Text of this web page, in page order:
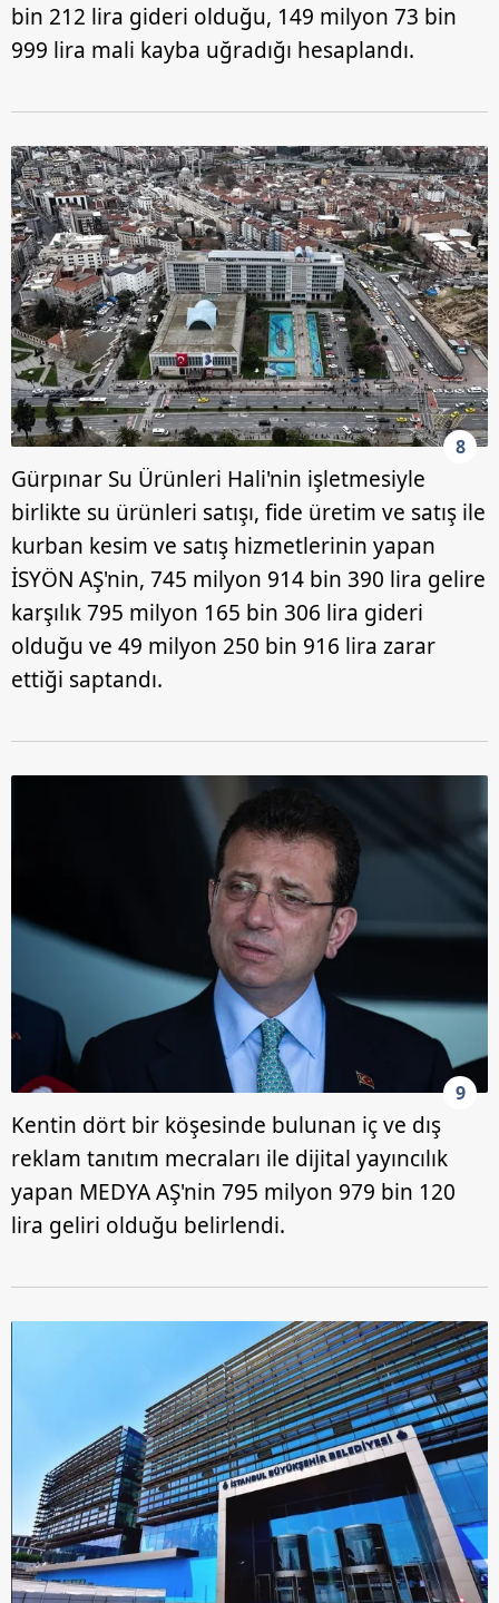
bin 212 lira gideri olduğu, 149 milyon 73 bin
999 lira mali kayba uğradığı hesaplandı.
8
Gürpınar Su Ürünleri Hali'nin işletmesiyle
birlikte su ürünleri satışı, fide üretim ve satış ile
kurban kesim ve satış hizmetlerinin yapan
İSYÖN AŞ'nin, 745 milyon 914 bin 390 lira gelire
karşılık 795 milyon 165 bin 306 lira gideri
olduğu ve 49 milyon 250 bin 916 lira zarar
ettiği saptandı.
9
Kentin dört bir köşesinde bulunan iç ve dış
reklam tanıtım mecraları ile dijital yayıncılık
yapan MEDYA AŞ'nin 795 milyon 979 bin 120
lira geliri olduğu belirlendi.